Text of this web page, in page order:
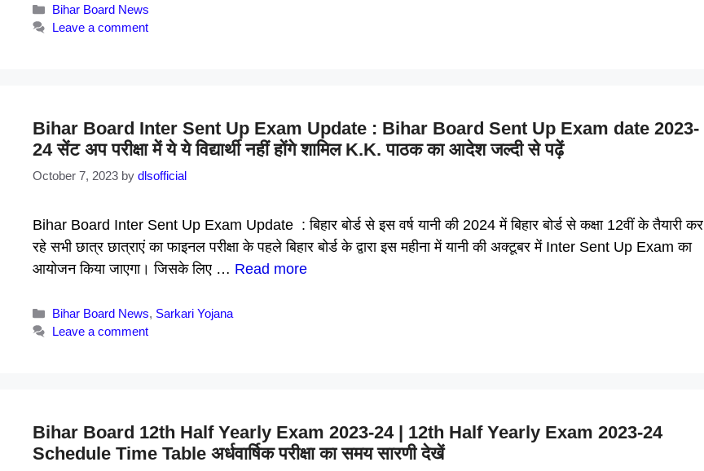
Categories
Bihar Board News
Leave a comment
Bihar Board Inter Sent Up Exam Update : Bihar Board Sent Up Exam date 2023-
24 सेंट अप परीक्षा में ये ये विद्यार्थी नहीं होंगे शामिल K.K. पाठक का आदेश जल्दी से पढ़ें
October 7, 2023 by dlsofficial
Bihar Board Inter Sent Up Exam Update : बिहार बोर्ड से इस वर्ष यानी की 2024 में बिहार बोर्ड से कक्षा 12वीं के तैयारी कर
रहे सभी छात्र छात्राएं का फाइनल परीक्षा के पहले बिहार बोर्ड के द्वारा इस महीना में यानी की अक्टूबर में Inter Sent Up Exam का
आयोजन किया जाएगा। जिसके लिए … Read more
Categories
Bihar Board News, Sarkari Yojana
Leave a comment
Bihar Board 12th Half Yearly Exam 2023-24 | 12th Half Yearly Exam 2023-24
Schedule Time Table अर्धवार्षिक परीक्षा का समय सारणी देखें